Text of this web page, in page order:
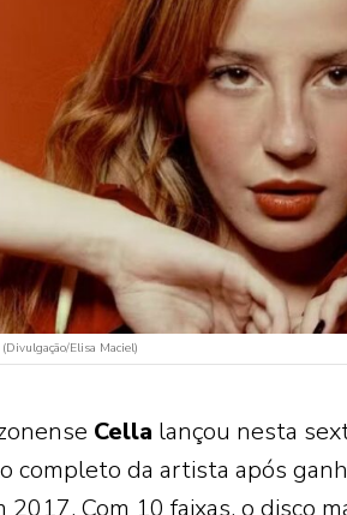
Elisa Maciel)
Cella lançou nesta
completo da artista após
2017. Com 10 faixas, o disco